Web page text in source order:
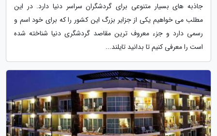
جاذبه های بسیار متنوعی برای گردشگران سراسر دنیا دارد. در این
مطلب می خواهیم یکی از جزایر بزرگ این کشور را که برای خود اسم و
رسمی دارد و جزء معروف ترین مقاصد گردشگری دنیا شناخته شده
است را معرفی کنیم تا بدانید تایلند...